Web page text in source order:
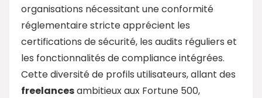
organisations nécessitant une conformité
réglementaire stricte apprécient les
certifications de sécurité, les audits réguliers et
les fonctionnalités de compliance intégrées.
Cette diversité de profils utilisateurs, allant des
freelancesambitieux aux Fortune 500,